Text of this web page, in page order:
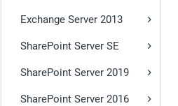
Exchange Server 2013
SharePoint Server SE
SharePoint Server 2019
SharePoint Server 2016